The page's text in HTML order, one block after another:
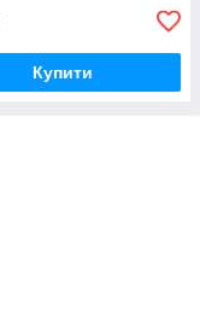
Купити